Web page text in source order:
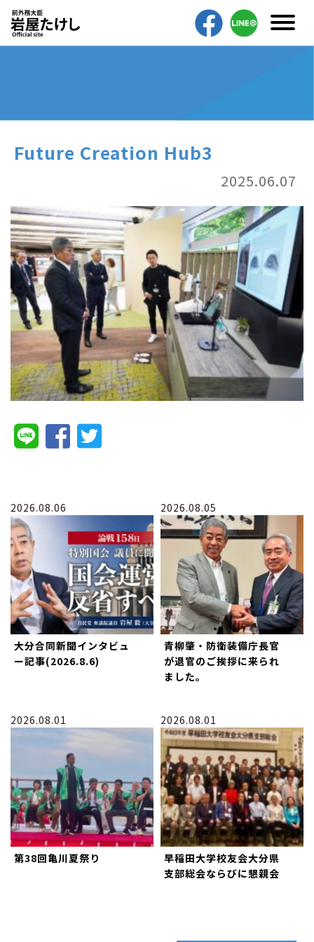
Future Creation Hub3
2025.06.07
2026.08.06
大分合同新聞インタビュ
ー記事(2026.8.6)
2026.08.05
青柳肇・防衛装備庁長官
が退官のご挨拶に来られ
ました。
2026.08.01
第38回亀川夏祭り
2026.08.01
早稲田大学校友会大分県
支部総会ならびに懇親会